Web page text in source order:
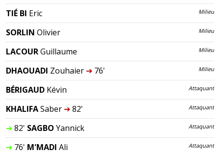
TIÉ BI Eric Milieu
SORLIN Olivier Milieu
LACOURGuillaume Milieu
DHAOUADI Zouhaier ➔76' Milieu
BÉRIGAUD Kévin Attaquant
KHALIFASaber ➔82' Attaquant
➔82' SAGBO Yannick Attaquant
➔76' M'MADI Ali Attaquant